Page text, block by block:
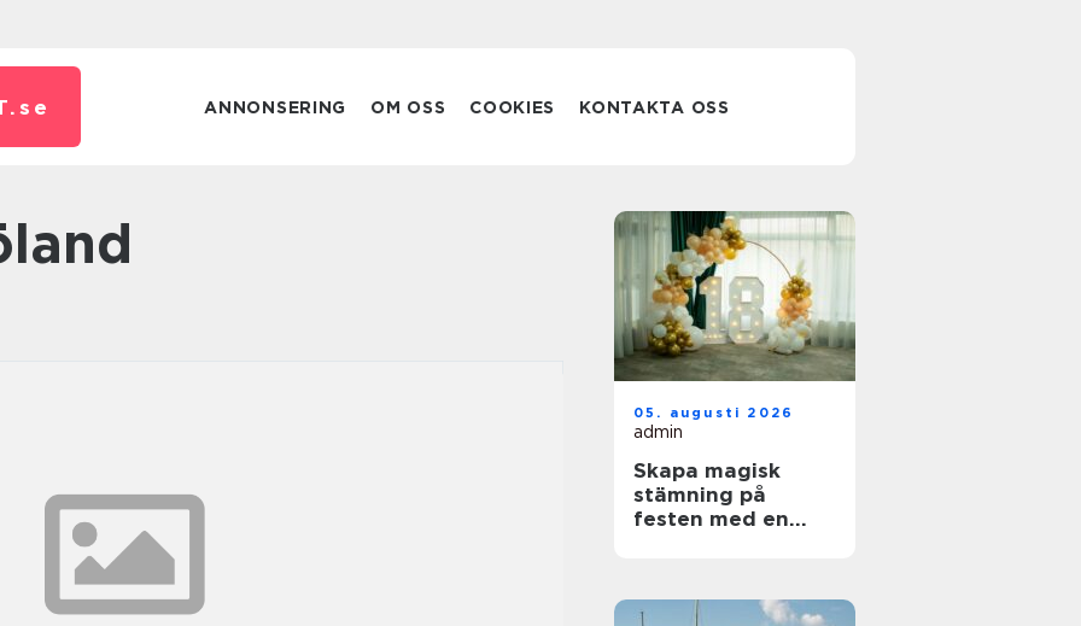
se ANNONSERING OM OSS COOKIES KONTAKTA OSS
05. augusti 2026
admin
Skapa magisk
stämning på
festen med en